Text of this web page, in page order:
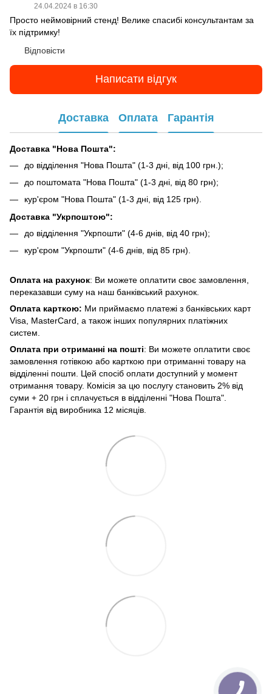
24.04.2024 в 16:30
Просто неймовірний стенд! Велике спасибі консультантам за
їх підтримку!
Відповісти
Написати відгук
Доставка Оплата Гарантія
Доставка "Нова Пошта":
до відділення "Нова Пошта" (1-3 дні, від 100 грн.);
до поштомата "Нова Пошта" (1-3 дні, від 80 грн);
кур'єром "Нова Пошта" (1-3 дні, від 125 грн).
Доставка "Укрпоштою":
до відділення "Укрпошти" (4-6 днів, від 40 грн);
кур'єром "Укрпошти" (4-6 днів, від 85 грн).
Оплата на рахунок: Ви можете оплатити своє замовлення,
переказавши суму на наш банківський рахунок.
Оплата карткою: Ми приймаємо платежі з банківських карт
Visa, MasterCard, а також інших популярних платіжних
систем.
Оплата при отриманні на пошті: Ви можете оплатити своє
замовлення готівкою або карткою при отриманні товару на
відділенні пошти. Цей спосіб оплати доступний у момент
отримання товару. Комісія за цю послугу становить 2% від
суми + 20 грн і сплачується в відділенні "Нова Пошта".
Гарантія від виробника 12 місяців.